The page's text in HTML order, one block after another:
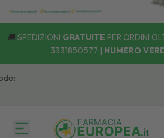
🚚 SPEDIZIONI GRATUITE PER ORDINI
3331850577 | NUMERO